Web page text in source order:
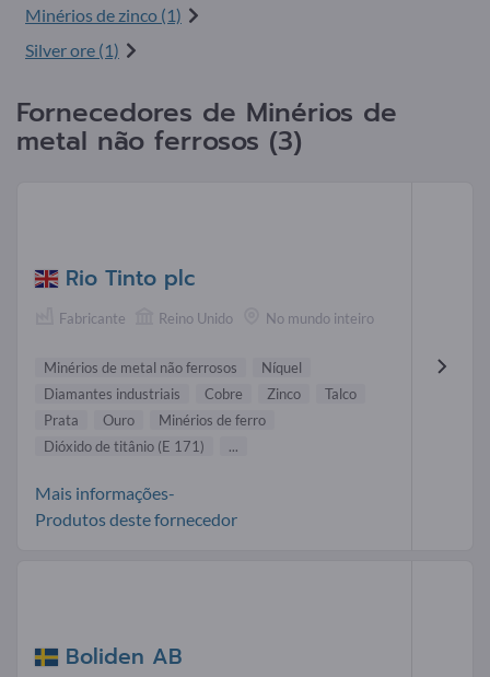
Minérios de zinco (1)
Silver ore (1)
Fornecedores de Minérios de
metal não ferrosos (3)
Rio Tinto plc
Fabricante Reino Unido No mundo inteiro
Minérios de metal não ferrosos
Níquel
Diamantes industriais
Cobre Zinco
Talco
Prata
Ouro
Minérios de ferro
Dióxido de titânio (E 171)
...
Mais informações-
Produtos deste fornecedor
Boliden AB